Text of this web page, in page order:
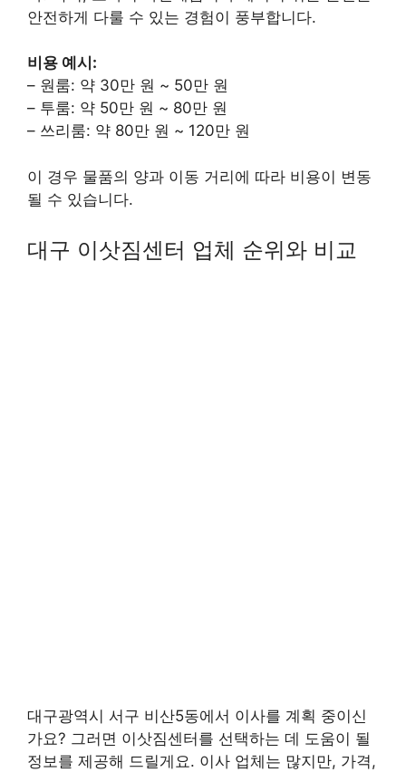
안전하게 다룰 수 있는 경험이 풍부합니다.
비용 예시:
– 원룸: 약 30만 원 ~ 50만 원
– 투룸: 약 50만 원 ~ 80만 원
– 쓰리룸: 약 80만 원 ~ 120만 원
이 경우 물품의 양과 이동 거리에 따라 비용이 변동
될 수 있습니다.
대구 이삿짐센터 업체 순위와 비교
대구광역시 서구 비산5동에서 이사를 계획 중이신
가요? 그러면 이삿짐센터를 선택하는 데 도움이 될
정보를 제공해 드릴게요. 이사 업체는 많지만, 가격,